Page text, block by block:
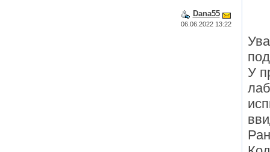
Dana55
06.06.2022 13:22
У